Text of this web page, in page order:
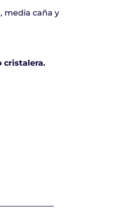
media caña y
cristalera.